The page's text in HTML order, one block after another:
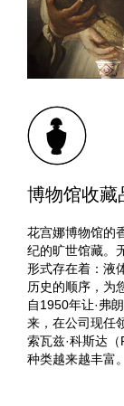
博物馆收藏
花宫娜博物馆的
纪的旷世馆藏。
形式存在着：液
历史的顺序，为
自1950年让·弗
来，在公司现任
索瓦兹·科斯达
种类越来越丰富。